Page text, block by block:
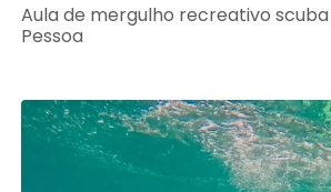
Aula de mergulho recreativo
Pessoa